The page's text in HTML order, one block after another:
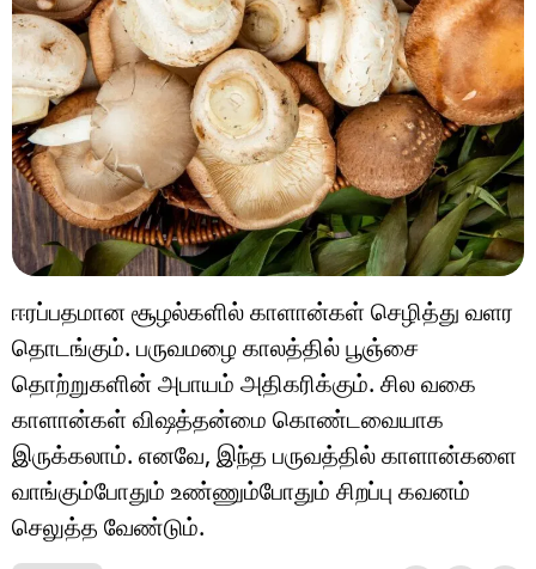
ஈரப்பதமான சூழல்களில் காளான்கள் செழித்து வளர
தொடங்கும். பருவமழை காலத்தில் பூஞ்சை
தொற்றுகளின் அபாயம் அதிகரிக்கும். சில வகை
காளான்கள் விஷத்தன்மை கொண்டவையாக
இருக்கலாம். எனவே, இந்த பருவத்தில் காளான்களை
வாங்கும்போதும் உண்ணும்போதும் சிறப்பு கவனம்
செலுத்த வேண்டும்.